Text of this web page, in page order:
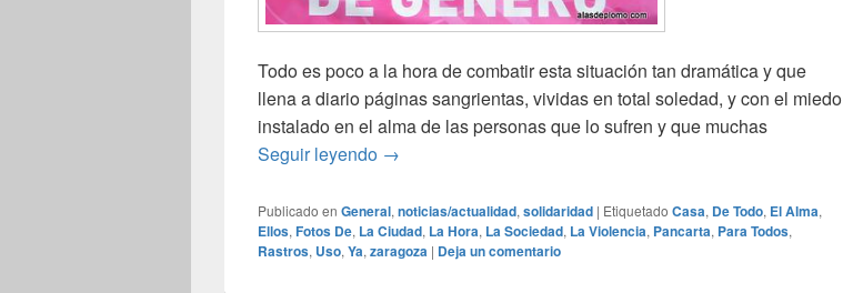
Todo es poco a la hora de combatir esta situación tan dramática y que
llena a diario páginas sangrientas, vividas en total soledad, y con el miedo
instalado en el alma de las personas que lo sufren y que muchas
Seguir leyendo Contra la violencia de género
→
Publicado en General, noticias/actualidad, solidaridad | Etiquetado Casa, De Todo, El Alma,
Ellos, Fotos De, La Ciudad, La Hora, La Sociedad, La Violencia, Pancarta, Para Todos,
Rastros, Uso, Ya, zaragoza | Deja un comentario